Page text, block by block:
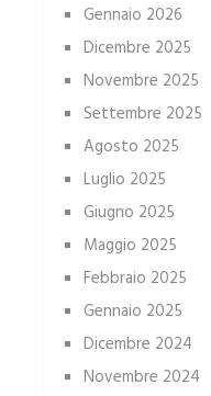
Gennaio 2026
Dicembre 2025
Novembre 2025
Settembre 2025
Agosto 2025
Luglio 2025
Giugno 2025
Maggio 2025
Febbraio 2025
Gennaio 2025
Dicembre 2024
Novembre 2024